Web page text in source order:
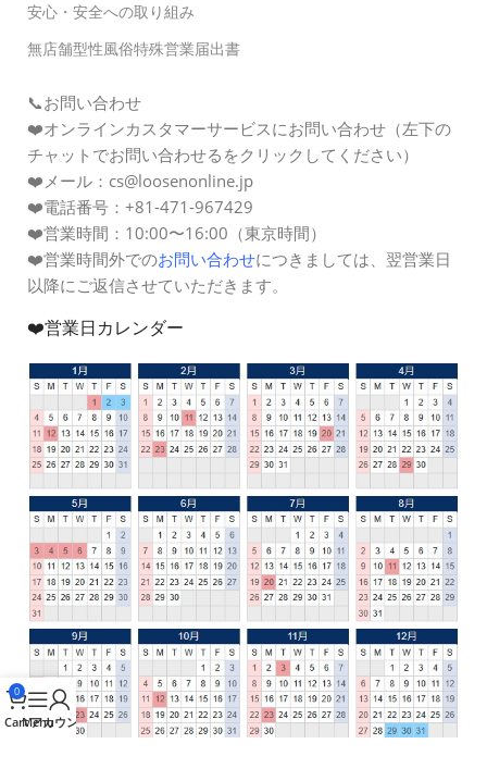
安心・安全への取り組み
無店舗型性風俗特殊営業届出書
📞お問い合わせ
❤️オンラインカスタマーサービスにお問い合わせ（左下の
チャットでお問い合わせるをクリックしてください）
❤️メール：cs@loosenonline.jp
❤️電話番号：+81-471-967429
❤️営業時間：10:00〜16:00（東京時間）
❤️営業時間外でのお問い合わせにつきましては、翌営業日
以降にご返信させていただきます。
❤️営業日カレンダー
0
CartMenu
アカウント